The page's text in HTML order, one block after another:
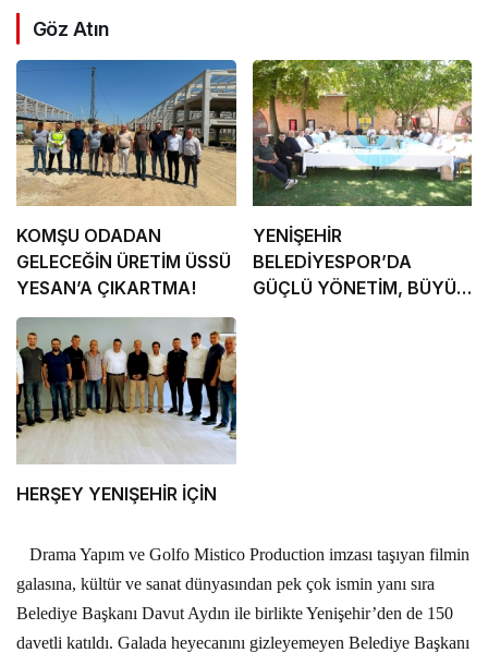
Göz Atın
KOMŞU ODADAN
GELECEĞİN ÜRETİM ÜSSÜ
YESAN’A ÇIKARTMA!
YENİŞEHİR
BELEDİYESPOR’DA
GÜÇLÜ YÖNETİM, BÜYÜK
HERŞEY YENIŞEHİR İÇİN
Drama Yapım ve Golfo Mistico Production imzası taşıyan filmin
galasına, kültür ve sanat dünyasından pek çok ismin yanı sıra
Belediye Başkanı Davut Aydın ile birlikte Yenişehir’den de 150
davetli katıldı. Galada heyecanını gizleyemeyen Belediye Başkanı